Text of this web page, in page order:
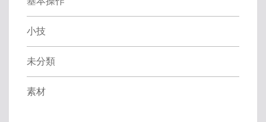
小技
未分類
素材